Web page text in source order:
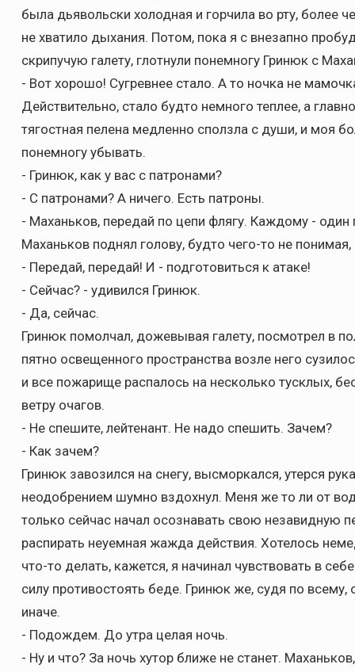
была дьявольски холодная и горчила во рту, более
не хватило дыхания. Потом, пока я с внезапно
скрипучую галету, глотнули понемногу Гринюк с
- Вот хорошо! Сугревнее стало. А то ночка не
Действительно, стало будто немного теплее, а
тягостная пелена медленно сползла с души, и моя
понемногу убывать.
- Гринюк, как у вас с патронами?
- С патронами? А ничего. Есть патроны.
- Маханьков, передай по цепи флягу. Каждому - один
Маханьков поднял голову, будто чего-то не понимая,
- Передай, передай! И - подготовиться к атаке!
- Сейчас? - удивился Гринюк.
- Да, сейчас.
Гринюк помолчал, дожевывая галету, посмотрел в
пятно освещенного пространства возле него
и все пожарище распалось на несколько тусклых,
ветру очагов.
- Не спешите, лейтенант. Не надо спешить. Зачем?
- Как зачем?
Гринюк завозился на снегу, высморкался, утерся
неодобрением шумно вздохнул. Меня же то ли от
только сейчас начал осознавать свою незавидную
распирать неуемная жажда действия. Хотелось
что-то делать, кажется, я начинал чувствовать в
силу противостоять беде. Гринюк же, судя по всему,
иначе.
- Подождем. До утра целая ночь.
- Ну и что? За ночь хутор ближе не станет.